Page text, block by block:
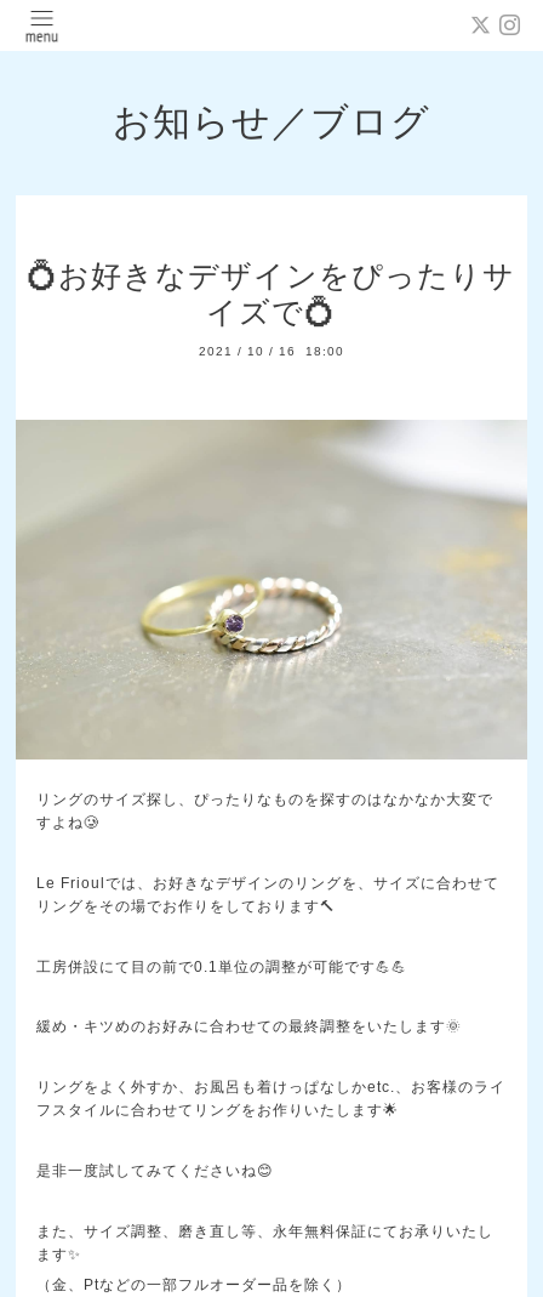
お知らせ／ブログ
💍お好きなデザインをぴったりサ
イズで💍
2021 / 10 / 16 18:00
リングのサイズ探し、ぴったりなものを探すのはなかなか大変で
すよね🥲
Le Frioulでは、お好きなデザインのリングを、サイズに合わせて
リングをその場でお作りをしております🔨
工房併設にて目の前で0.1単位の調整が可能です💪💪
緩め・キツめのお好みに合わせての最終調整をいたします🌞
リングをよく外すか、お風呂も着けっぱなしかetc.、お客様のライ
フスタイルに合わせてリングをお作りいたします🌟
是非一度試してみてくださいね😊
また、サイズ調整、磨き直し等、永年無料保証にてお承りいたし
ます✨
（金、Ptなどの一部フルオーダー品を除く）